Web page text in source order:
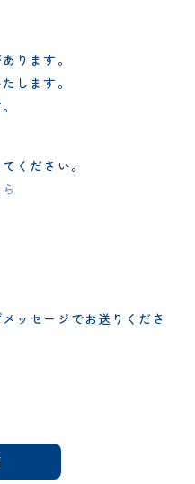
ります。
します。
ください。
ッセージでお送りくださ